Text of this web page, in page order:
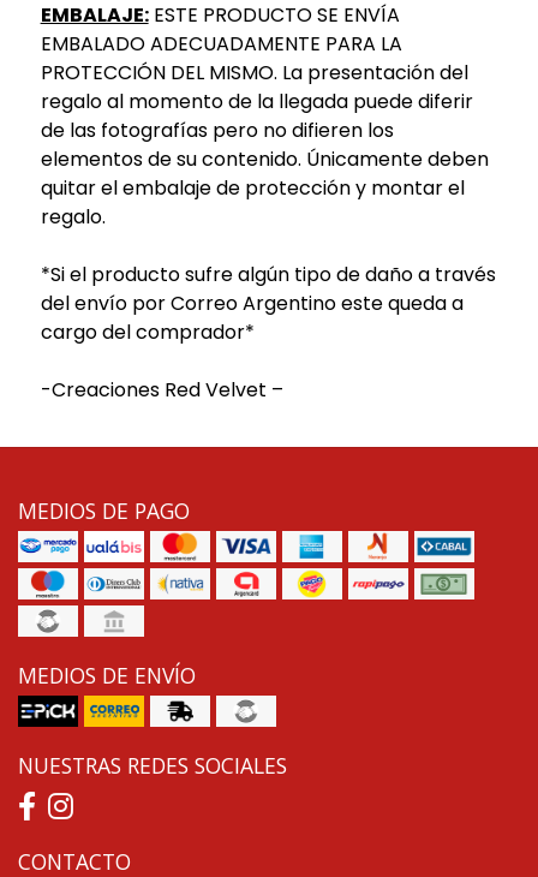
EMBALAJE:ESTE PRODUCTO SE ENVÍA
EMBALADO ADECUADAMENTE PARA LA
PROTECCIÓN DEL MISMO. La presentación del
regalo al momento de la llegada puede diferir
de las fotografías pero no difieren los
elementos de su contenido. Únicamente deben
quitar el embalaje de protección y montar el
regalo.
*Si el producto sufre algún tipo de daño a través
del envío por Correo Argentino este queda a
cargo del comprador*
-Creaciones Red Velvet –
MEDIOS DE PAGO
MEDIOS DE ENVÍO
NUESTRAS REDES SOCIALES
CONTACTO